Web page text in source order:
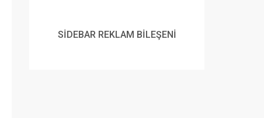
SİDEBAR REKLAM BİLEŞENİ